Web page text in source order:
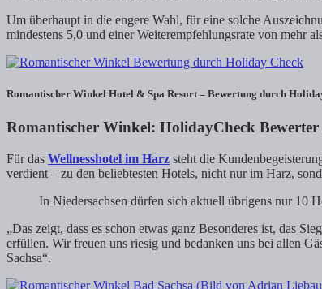
Um überhaupt in die engere Wahl, für eine solche
mindestens 5,0 und einer Weiterempfehlungsrate von mehr
Romantischer Winkel Hotel & Spa Resort – Bewertung durch
Romantischer Winkel: HolidayCheck Bewerter
Für das Wellnesshotel im Harz steht die
verdient – zu den beliebtesten Hotels, nicht nur im Harz,
In Niedersachsen dürfen sich aktuell übrigens nur 10
„Das zeigt, dass es schon etwas ganz Besonderes ist, das
erfüllen. Wir freuen uns riesig und bedanken uns bei allen
Sachsa“.